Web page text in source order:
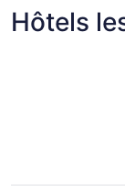
Hôtels